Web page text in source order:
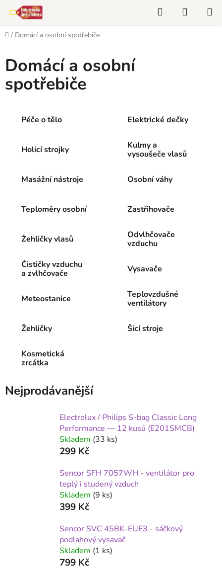
obsah
Hledat
KOŠÍK
Domů
/ Domácí a osobní spotřebiče
Domácí a osobní
spotřebiče
Péče o tělo Elektrické dečky
Holicí strojky
Kulmy a
vysoušeče vlasů
Masážní nástroje Osobní váhy
Teploměry osobní Zastřihovače
Žehličky vlasů
Odvlhčovače
vzduchu
Čističky vzduchu
a zvlhčovače
Vysavače
Meteostanice
Teplovzdušné
ventilátory
Žehličky Šicí stroje
Kosmetická
zrcátka
Nejprodávanější
Electrolux / Philips S-bag Classic Long
Performance — 12 kusů (E201SMCB)
Skladem (33 ks)
299 Kč
Sencor SFH 7057WH - ventilátor pro
teplý i studený vzduch
Skladem (9 ks)
399 Kč
Sencor SVC 45BK-EUE3 - sáčkový
podlahový vysavač
Skladem (1 ks)
799 Kč